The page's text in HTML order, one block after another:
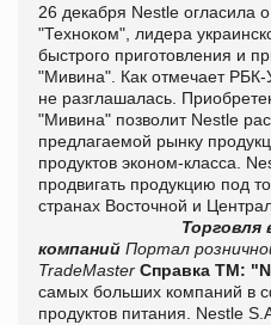
26 декабря Nestle
"Техноком", лидера
быстрого приготовления и
"Мивина". Как отмечает
не разглашалась.
"Мивина" позволит Nestle
предлагаемой рынку
продуктов эконом-класса.
продвигать продукцию под
странах Восточной и
Торговля
компаний Портал
TradeMaster Справка ТМ:
самых больших компаний в
продуктов питания. Nestlе